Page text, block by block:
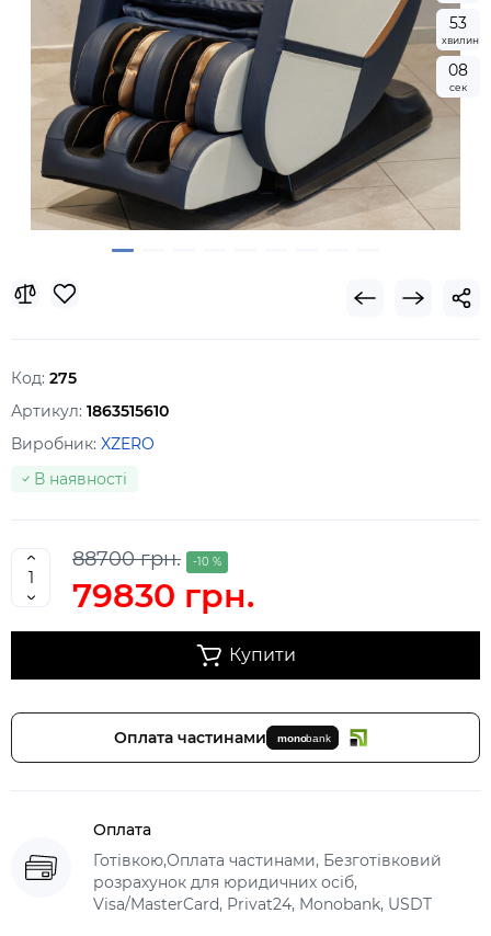
53
хвилин
06
сек
Код: 275
Артикул: 1863515610
Виробник: XZERO
В наявності
88700 грн. -10 %
79830 грн.
Купити
Оплата частинами
Оплата
Готівкою,Оплата частинами, Безготівковий
розрахунок для юридичних осіб,
Visa/MasterCard, Privat24, Monobank, USDT